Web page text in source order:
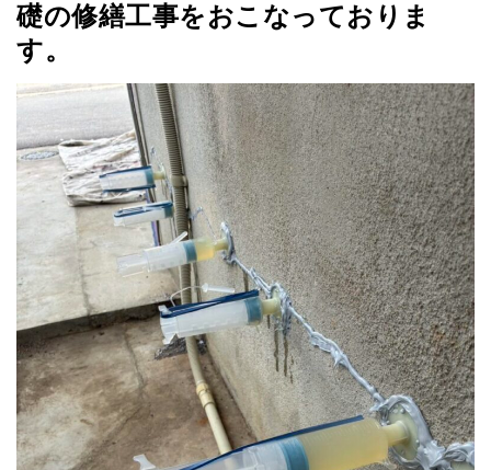
礎の修繕工事をおこなっておりま
す。